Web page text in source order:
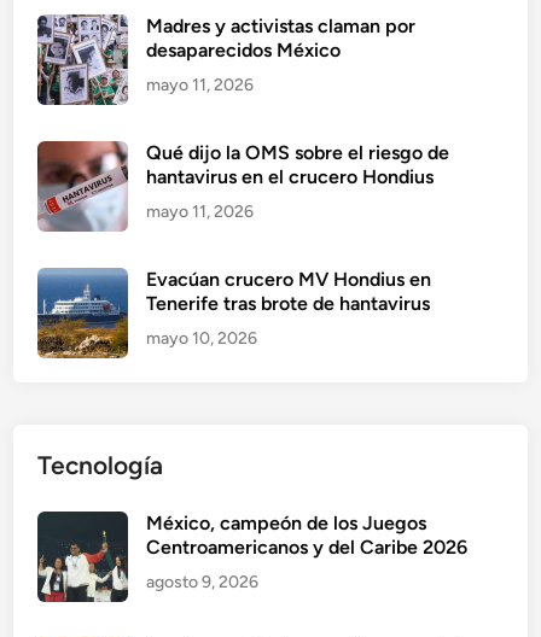
Madres y activistas claman por
desaparecidos México
mayo 11, 2026
Qué dijo la OMS sobre el riesgo de
hantavirus en el crucero Hondius
mayo 11, 2026
Evacúan crucero MV Hondius en
Tenerife tras brote de hantavirus
mayo 10, 2026
Tecnología
México, campeón de los Juegos
Centroamericanos y del Caribe 2026
agosto 9, 2026